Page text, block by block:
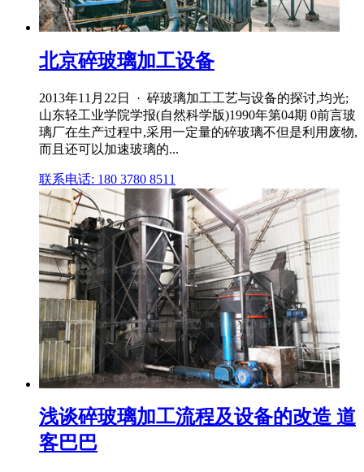
北京碎玻璃加工设备
2013年11月22日 · 碎玻璃加工工艺与设备的探讨,均光;
山东轻工业学院学报(自然科学版)1990年第04期 0前言玻
璃厂在生产过程中,采用一定量的碎玻璃不但是利用废物,
而且还可以加速玻璃的...
联系电话: 180 3780 8511
浅谈碎玻璃加工流程及设备的改造 道
客巴巴